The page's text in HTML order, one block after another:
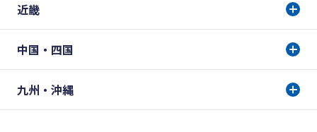
近畿
中国・四国
九州・沖縄